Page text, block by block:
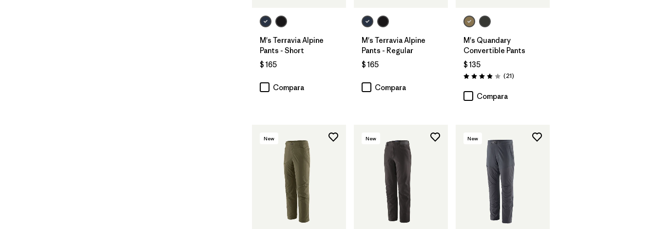
M's Terravia Alpine
Pants - Short
$ 165
Compara
M's Terravia Alpine
Pants - Regular
$ 165
Compara
M's Quandary
Convertible Pants
$ 135
Valoración: 3.9 / 5
(21Comentarios
)
Compara
New New New